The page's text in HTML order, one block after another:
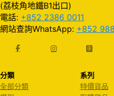
(荔枝角地鐵B1出口)
電話: +852 2386 0011
網站查詢WhatsApp: +852
分類
全部分類
系列
特價貨品